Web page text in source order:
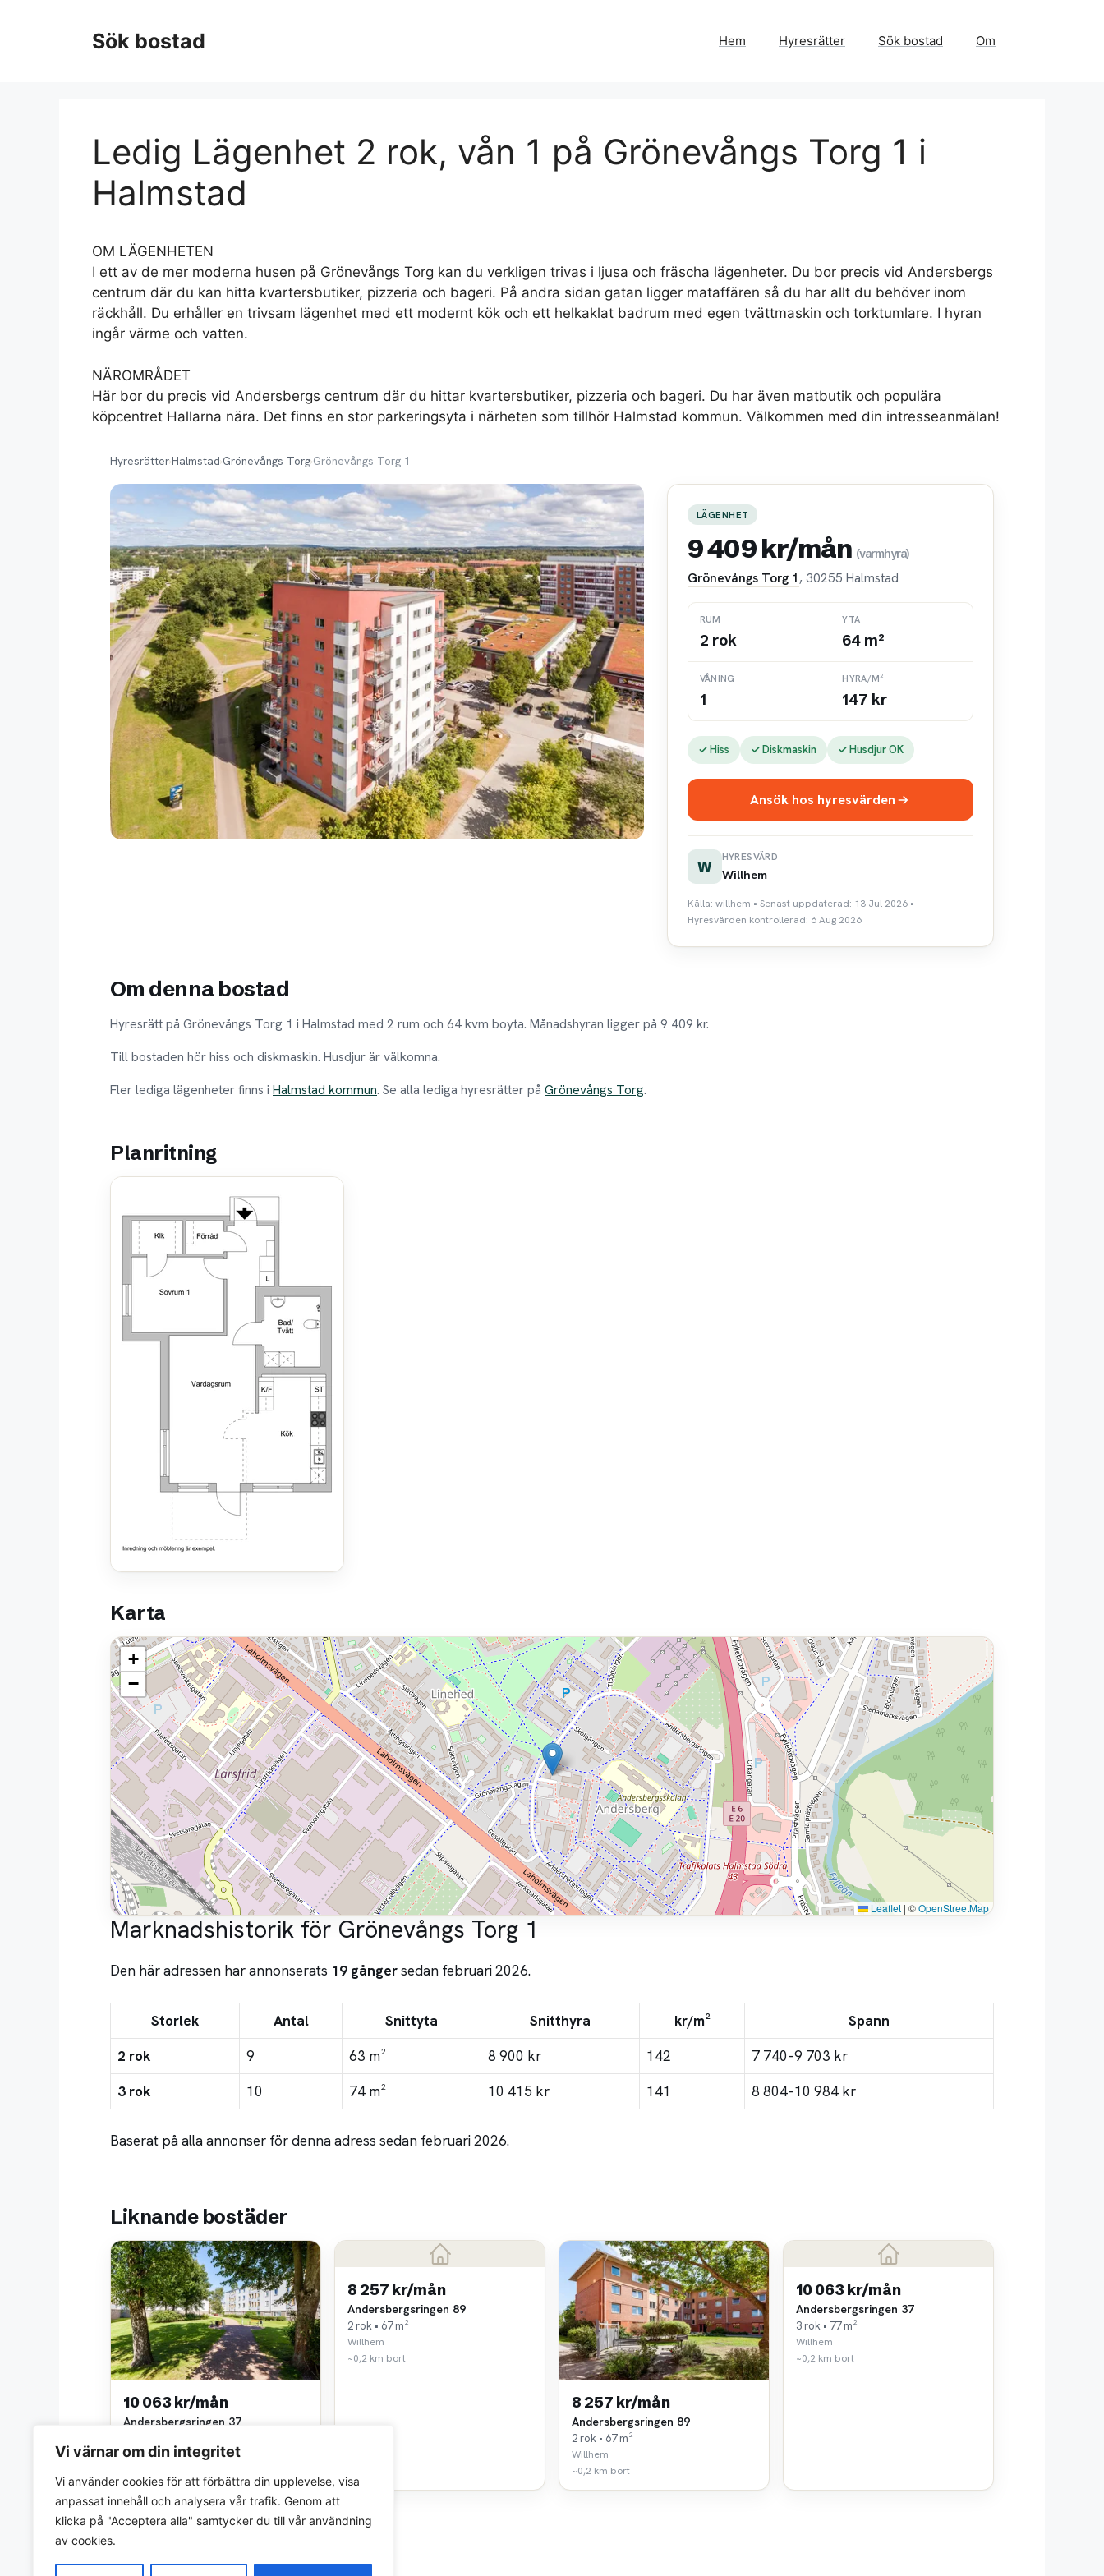
Vi värnar om din integritet
Vi använder cookies för att förbättra din upplevelse, visa
anpassat innehåll och analysera vår trafik. Genom att
klicka på "Acceptera alla" samtycker du till vår användning
av cookies.
Sök bostad Hem Hyresrätter Sök bostad Om
Ledig Lägenhet 2 rok, vån 1 på Grönevångs Torg 1 i
Halmstad
OM LÄGENHETEN
I ett av de mer moderna husen på Grönevångs Torg kan du verkligen trivas i ljusa och fräscha lägenheter. Du bor precis vid Andersbergs
centrum där du kan hitta kvartersbutiker, pizzeria och bageri. På andra sidan gatan ligger mataffären så du har allt du behöver inom
räckhåll. Du erhåller en trivsam lägenhet med ett modernt kök och ett helkaklat badrum med egen tvättmaskin och torktumlare. I hyran
ingår värme och vatten.
NÄROMRÅDET
Här bor du precis vid Andersbergs centrum där du hittar kvartersbutiker, pizzeria och bageri. Du har även matbutik och populära
köpcentret Hallarna nära. Det finns en stor parkeringsyta i närheten som tillhör Halmstad kommun. Välkommen med din intresseanmälan!
Hyresrätter›Halmstad›Grönevångs Torg›Grönevångs Torg 1
LÄGENHET
9 409 kr/mån (varmhyra)
Grönevångs Torg 1, 30255 Halmstad
RUM
2 rok
YTA
64 m²
VÅNING
1
HYRA/M²
147 kr
✓ Hiss ✓ Diskmaskin ✓ Husdjur OK
Ansök hos hyresvärden
W
HYRESVÄRD
Willhem
Källa: willhem • Senast uppdaterad: 13 Jul 2026 •
Hyresvärden kontrollerad: 6 Aug 2026
Om denna bostad
Hyresrätt på Grönevångs Torg 1 i Halmstad med 2 rum och 64 kvm boyta. Månadshyran ligger på 9 409 kr.
Till bostaden hör hiss och diskmaskin. Husdjur är välkomna.
Fler lediga lägenheter finns i Halmstad kommun. Se alla lediga hyresrätter på Grönevångs Torg.
Planritning
Karta
+
−
Leaflet | ©OpenStreetMap
Marknadshistorik för Grönevångs Torg 1
Den här adressen har annonserats 19 gångersedan februari 2026.
Storlek Antal Snittyta Snitthyra kr/m²
Spann
2 rok
9 63 m² 8 900 kr 142
7 740–9 703 kr
3 rok
10 74 m² 10 415 kr 141 8 804–10 984 kr
Baserat på alla annonser för denna adress sedan februari 2026.
Liknande bostäder
10 063 kr/mån
Andersbergsringen 37
Willhem
8 257 kr/mån
Andersbergsringen 89
2 rok • 67 m²
Willhem
~0,2 km bort
8 257 kr/mån
Andersbergsringen 89
2 rok • 67 m²
Willhem
~0,2 km bort
10 063 kr/mån
Andersbergsringen 37
3 rok • 77 m²
Willhem
~0,2 km bort